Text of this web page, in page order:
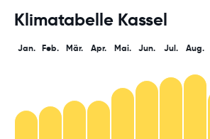
Klimatabelle Kassel
Jan. Feb. Mär. Apr. Mai. Jun. Jul. Aug.